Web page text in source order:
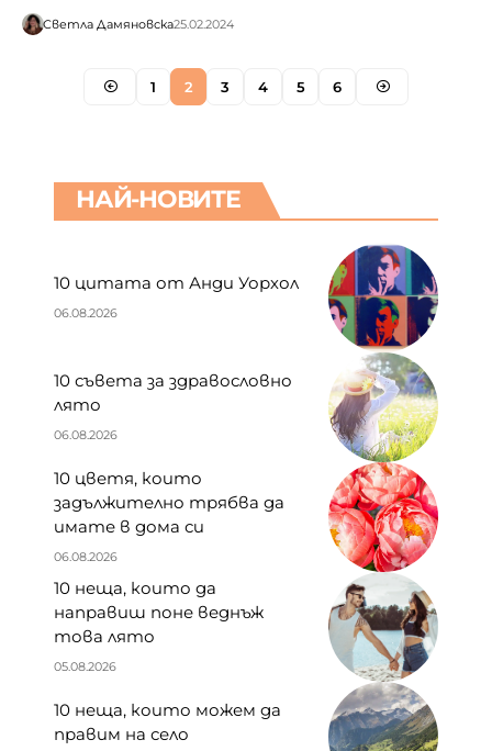
Светла Дамяновска25.02.2024
1 2 3 4 5 6
НАЙ-НОВИТЕ
10 цитата от Анди Уорхол
06.08.2026
10 съвета за здравословно
лято
06.08.2026
10 цветя, които
задължително трябва да
имате в дома си
06.08.2026
10 неща, които да
направиш поне веднъж
това лято
05.08.2026
10 неща, които можем да
правим на село